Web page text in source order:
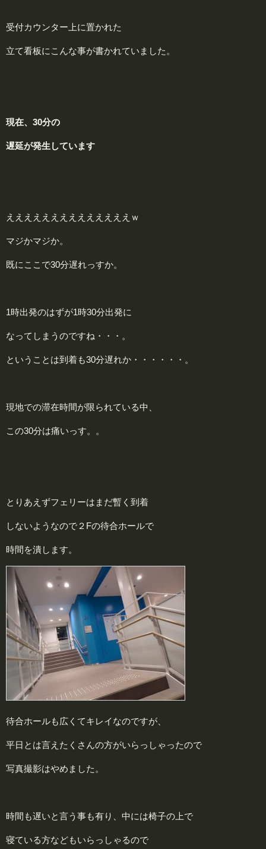
受付カウンター上に置かれた
立て看板にこんな事が書かれていました。
現在、30分の
遅延が発生しています
ええええええええええええええｗ
マジかマジか。
既にここで30分遅れっすか。
1時出発のはずが1時30分出発に
なってしまうのですね・・・。
ということは到着も30分遅れか・・・・・・。
現地での滞在時間が限られている中、
この30分は痛いっす。。
とりあえずフェリーはまだ暫く到着
しないようなので２Fの待合ホールで
時間を潰します。
待合ホールも広くてキレイなのですが、
平日とは言えたくさんの方がいらっしゃったので
写真撮影はやめました。
時間も遅いと言う事も有り、中には椅子の上で
寝ている方などもいらっしゃるので